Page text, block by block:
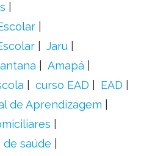
Jaru
Amapá
curso EAD
EAD
de Aprendizagem
saúde